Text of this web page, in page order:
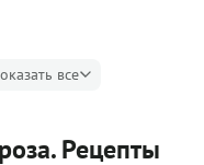
все
Рецепты